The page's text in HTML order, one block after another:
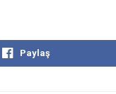
Paylaş